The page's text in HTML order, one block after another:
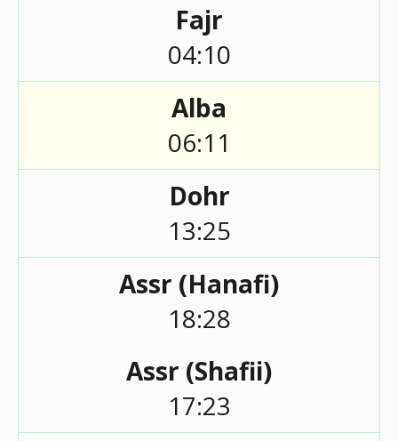
Fajr
04:10
Alba
06:11
Dohr
13:25
Assr (Hanafi)
18:28
Assr (Shafii)
17:23